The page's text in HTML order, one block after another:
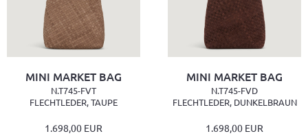
MINI MARKET BAG
N.T745-FVT
FLECHTLEDER, TAUPE
1.698,00 EUR
MINI MARKET BAG
N.T745-FVD
FLECHTLEDER, DUNKELBRAUN
1.698,00 EUR